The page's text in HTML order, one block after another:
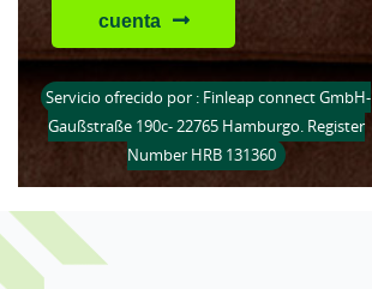
cuenta
Servicio ofrecido por : Finleap connect GmbH-
Gaußstraße 190c- 22765 Hamburgo. Register
Number HRB 131360